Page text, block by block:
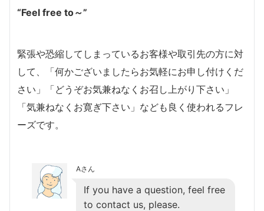
“Feel free to～”
緊張や恐縮してしまっているお客様や取引先の方に対
して、「何かございましたらお気軽にお申し付けくだ
さい」「どうぞお気兼ねなくお召し上がり下さい」
「気兼ねなくお寛ぎ下さい」なども良く使われるフレ
ーズです。
Aさん
If you have a question, feel free
to contact us, please.